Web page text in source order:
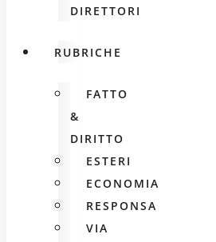
DIRETTORI
RUBRICHE
FATTO
&
DIRITTO
ESTERI
ECONOMIA
RESPONSA
VIA